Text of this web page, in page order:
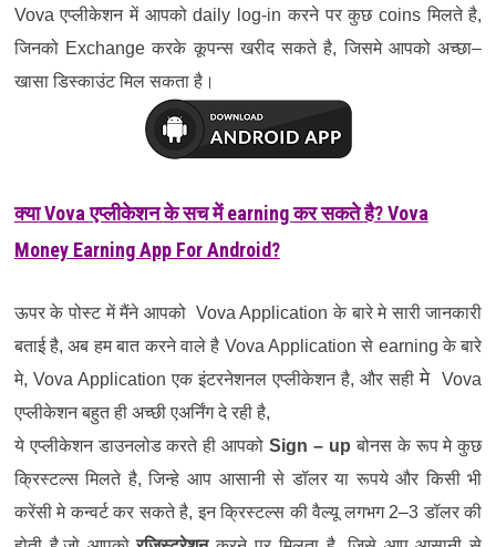
Vovaएप्लीकेशन में आपकोdaily log-inकरने पर कुछcoinsमिलते है,
जिनकोExchangeकरके कूपन्स खरीद सकते है,जिसमे आपको अच्छा–
खासा डिस्काउंट मिल सकता है।
क्याVovaएप्लीकेशन के सच मेंearningकर सकते है? Vova
Money Earning App For Android?
ऊपर के पोस्ट में मैंने आपकोVova Applicationके बारे मे सारी जानकारी
बताई है,अब हम बात करने वाले है Vova Applicationसे earningके बारे
मे, Vova Applicationएक इंटरनेशनल एप्लीकेशन है,और सही मे Vova
एप्लीकेशन बहुत ही अच्छी एअर्निंग दे रही है,
ये एप्लीकेशन डाउनलोड करते ही आपको Sign – upबोनस के रूप मे कुछ
क्रिस्टल्स मिलते है,जिन्हे आप आसानी से डॉलर या रूपये और किसी भी
करेंसी मे कन्वर्ट कर सकते है,इन क्रिस्टल्स की वैल्यू लगभग 2–3 डॉलर की